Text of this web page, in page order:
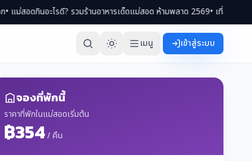
รเด็ดแม่สอด ห้ามพลาด 2569• เที่ยวแม่สอด 2 วัน 1 คืน ทริปครบจบ กิน เที่
เมนู เข้าสู่ระบบ
จองที่พักนี้
ราคาที่พักในแม่สอดเริ่มต้น
฿354/ คืน